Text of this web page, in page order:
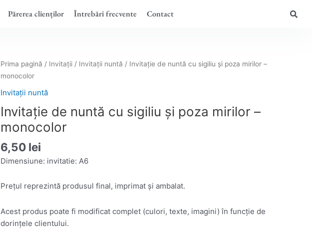
Părerea clienților Întrebări frecvente Contact
Prima pagină / Invitații / Invitații nuntă / Invitație de nuntă cu sigiliu și poza mirilor –
monocolor
Invitații nuntă
Invitație de nuntă cu sigiliu și poza mirilor –
monocolor
6,50 lei
Dimensiune: invitatie: A6
Prețul reprezintă produsul final, imprimat și ambalat.
Acest produs poate fi modificat complet (culori, texte, imagini) în funcție de
dorințele clientului.